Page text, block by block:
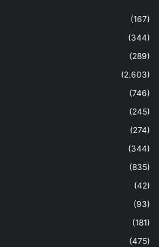
(167)
(344)
(289)
(2.603)
(746)
(245)
(274)
(344)
(835)
(42)
(93)
(181)
(475)